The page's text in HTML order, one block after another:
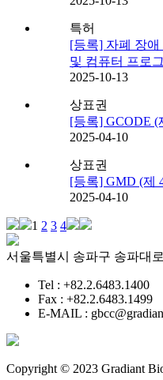
특허
[등록] 자폐 장애
및 컴퓨터 프로
2025-10-13
상표권
[등록] GCODE (
2025-04-10
상표권
[등록] GMD (제
2025-04-10
1 2 3 4
서울특별시 송파구 송파대
Tel : +82.2.6483.1400
Fax : +82.2.6483.1499
E-MAIL :
Copyright © 2023 Gradiant